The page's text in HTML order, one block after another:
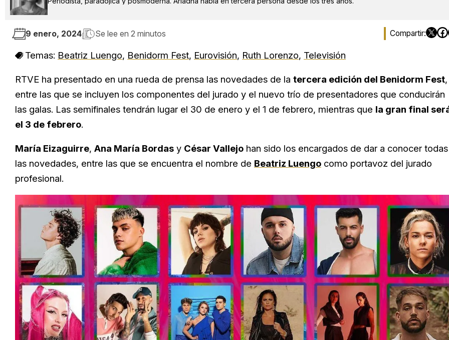
9 enero, 2024 Se lee en 2 minutos
Temas: Beatriz Luengo, Benidorm Fest, Eurovisión, Ruth Lorenzo, Televisión
RTVE ha presentado en una rueda de prensa las novedades de la tercera edición del Benidorm Fest,
entre las que se incluyen los componentes del jurado y el nuevo trío de presentadores que conducirán
las galas. Las semifinales tendrán lugar el 30 de enero y el 1 de febrero, mientras que la gran final
el 3 de febrero.
María Eizaguirre, Ana María Bordas y César Vallejo han sido los encargados de dar a conocer todas
las novedades, entre las que se encuentra el nombre de Beatriz Luengo como portavoz del jurado
profesional.